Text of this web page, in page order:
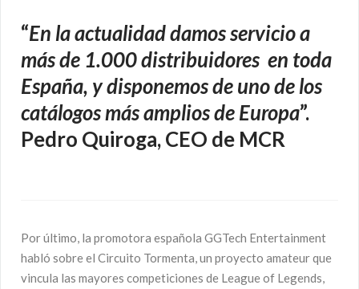
“En la actualidad damos servicioa
más de 1.000 distribuidores en toda
España, y disponemos de uno de los
catálogos más amplios de Europa”.
Pedro Quiroga, CEO de MCR
Por último, la promotora española GGTech Entertainment
habló sobre el Circuito Tormenta, un proyecto amateur que
vincula las mayores competiciones de League of Legends,